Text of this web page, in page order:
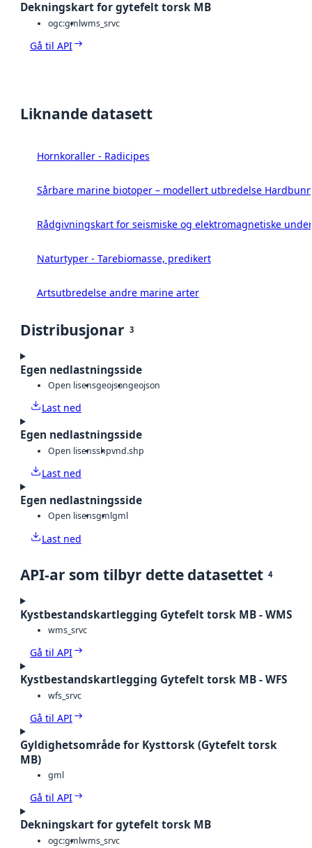
Dekningskart for gytefelt torsk MB
ogc:gmlwms_srvc
Gå til API
Liknande datasett
Hornkoraller - Radicipes
Sårbare marine biotoper – modellert utbredelse
Rådgivningskart for seismiske og elektromagnetiske
Naturtyper - Tarebiomasse, predikert
Artsutbredelse andre marine arter
Distribusjonar 3
Egen nedlastningsside
Open lisensgeojsongeojson
Last ned
Egen nedlastningsside
Open lisensshpvnd.shp
Last ned
Egen nedlastningsside
Open lisensgmlgml
Last ned
API-ar som tilbyr dette datasettet 4
Kystbestandskartlegging Gytefelt torsk MB - WMS
wms_srvc
Gå til API
Kystbestandskartlegging Gytefelt torsk MB - WFS
wfs_srvc
Gå til API
Gyldighetsområde for Kysttorsk (Gytefelt torsk
MB)
gml
Gå til API
Dekningskart for gytefelt torsk MB
ogc:gmlwms_srvc